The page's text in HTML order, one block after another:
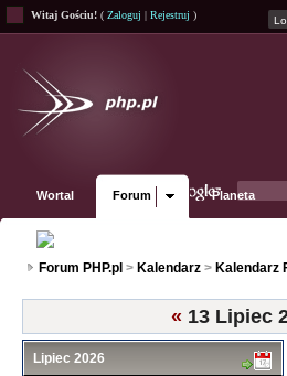
Witaj Gościu! ( Zaloguj | Rejestruj )
Wortal Forum Planeta
Forum PHP.pl > Kalendarz > Kalendarz
« 13 Lipiec
Lipiec 2026